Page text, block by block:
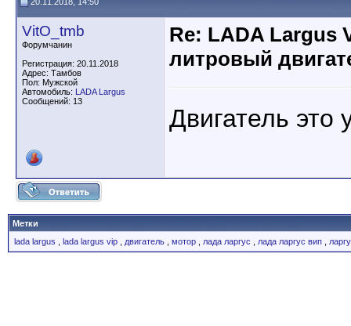
VitO_tmb
Форумчанин
Регистрация: 20.11.2018
Адрес: Тамбов
Пол: Мужской
Автомобиль: LADA Largus
Сообщений: 13
Re: LADA Largus
литровый
Двигатель это
Метки
lada largus
lada largus vip двигатель мотор лада ларгус лада ларгус вип